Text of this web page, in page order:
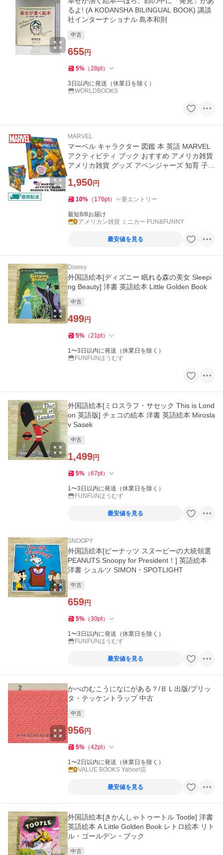
るよ! (A KODANSHA BILINGUAL BOOK) 講談
社インターナショナル 島本和則
中古
655円
5% （28pt）
3日以内に発送（休業日を除く）
WORLDBOOKS
MARVEL
マーベル キャラクター 図鑑 本 英語 MARVEL
アクティビティ ブック おすすめ アメリカ雑貨
アメリカ雑貨 グッズ アベンジャーズ 知育 子供
1,950円
10% （ 176pt） 要エントリー
最短8/8お届け
アメリカン雑貨 ミニカー FUN&FUNNY
最安値を見る
Disney
外国語絵本[ディズニー 眠れる森の美女 Sleepi
ng Beauty] 洋書 英語絵本 Little Golden Book
中古
499円
5% （21pt）
1〜3日以内に発送（休業日を除く）
FUNFUNほうむず
外国語絵本[ミロスラフ・サセック This is Lond
on 英語版] チェコの絵本 洋書 英語絵本 Mirosla
v Sasek
中古
1,499円
5% （67pt）
1〜3日以内に発送（休業日を除く）
FUNFUNほうむず
最安値を見る
SNOOPY
外国語絵本[ピーナッツ スヌーピーの大統領選
PEANUTS Snoopy for President！] 英語絵本
洋書 シュルツ SIMON・SPOTLIGHT
中古
659円
5% （30pt）
1〜3日以内に発送（休業日を除く）
FUNFUNほうむず
最安値を見る
かべのむこうになにがある？/ＢＬ出版/ブリッ
タ・テッケントラップ 中古
中古
956円
5% （42pt）
1〜2日以内に発送（休業日を除く）
VALUE BOOKS Yahoo!店
最安値を見る
外国語絵本[きかんしゃトゥートル Tootle] 洋書
英語絵本 A Little Golden Book レトロ絵本 リト
ル・ゴールデン・ブック
中古